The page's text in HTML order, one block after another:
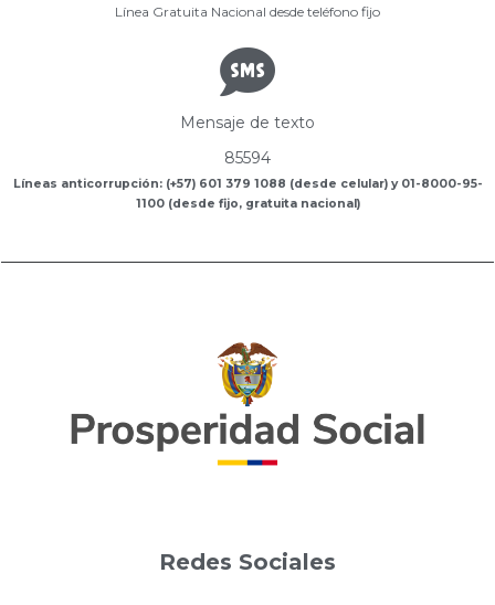
Línea Gratuita Nacional desde teléfono fijo
Mensaje de texto
85594
Líneas anticorrupción: (+57) 601 379 1088 (desde celular) y 01-8000-95-
1100 (desde fijo, gratuita nacional)
Redes Sociales